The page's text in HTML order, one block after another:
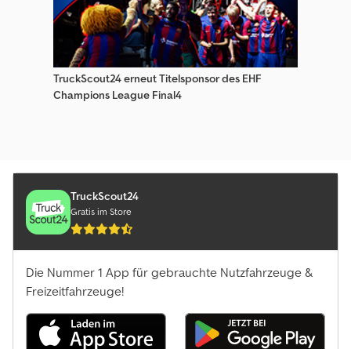
TruckScout24 erneut Titelsponsor des EHF
Champions League Final4
TruckScout24
Gratis im Store
Die Nummer 1 App für gebrauchte Nutzfahrzeuge &
Freizeitfahrzeuge!